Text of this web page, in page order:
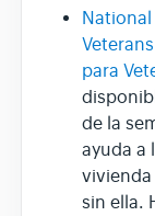
para
de la
ayuda a
vivienda
sin ella.